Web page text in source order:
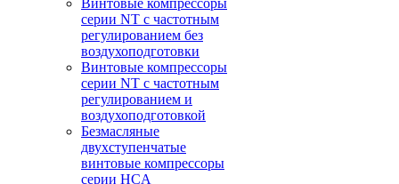
Винтовые компрессоры
серии NT с частотным
регулированием без
воздухоподготовки
Винтовые компрессоры
серии NT с частотным
регулированием и
воздухоподготовкой
Безмасляные
двухступенчатые
винтовые компрессоры
серии HCA